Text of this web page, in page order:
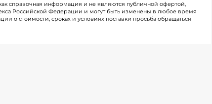
справочная информация и не являются публичной офертой,
Российской Федерации и могут быть изменены в любое время
о стоимости, сроках и условиях поставки просьба обращаться